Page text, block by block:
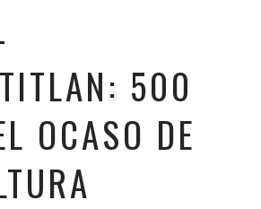
500
OCASO DE